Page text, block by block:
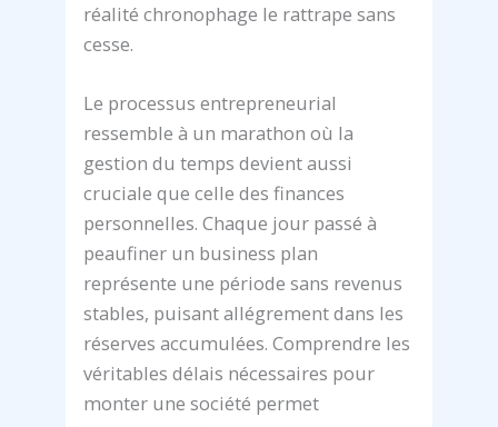
réalité chronophage le rattrape sans
cesse.
Le processus entrepreneurial
ressemble à un marathon où la
gestion du temps devient aussi
cruciale que celle des finances
personnelles. Chaque jour passé à
peaufiner un business plan
représente une période sans revenus
stables, puisant allégrement dans les
réserves accumulées. Comprendre les
véritables délais nécessaires pour
monter une société permet